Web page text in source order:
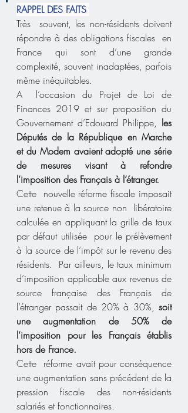
RAPPEL DES FAITS
Très  souvent, les non-résidents doivent
répondre à des obligations fiscales  en
France qui sont d’une grande
complexité, souvent inadaptées, parfois
même inéquitables.
A  l’occasion du Projet de Loi de
Finances 2019 et sur proposition du
Gouvernement d’Edouard Philippe, les
Députés de la République en Marche
et du Modem avaient adopté une série
de mesures visant à refondre
l’imposition des Français à l’étranger.
Cette  nouvelle réforme fiscale imposait
une retenue à la source non  libératoire
calculée en appliquant la grille de taux
par défaut utilisée  pour le prélèvement
à la source de l’impôt sur le revenu des
résidents.  Par ailleurs, le taux minimum
d’imposition applicable aux revenus de
source française des Français de
l’étranger passait de 20% à 30%, soit
une augmentation de 50% de
l’imposition pour les Français établis
hors de France.
Cette  réforme avait pour conséquence
une augmentation sans précédent de la
pression fiscale des non-résidents
salariés et fonctionnaires.